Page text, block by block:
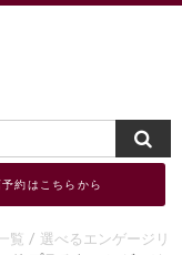
約はこちらから
覧
選べるエンゲージリ